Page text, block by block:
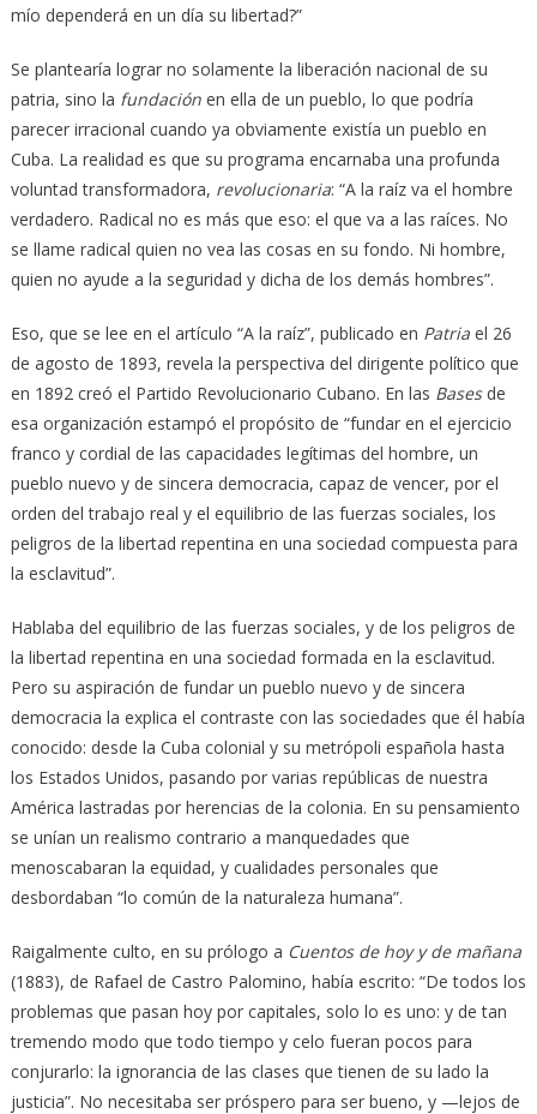
mío dependerá en un día su libertad?”
Se plantearía lograr no solamente la liberación nacional de su
patria, sino la fundaciónen ella de un pueblo, lo que podría
parecer irracional cuando ya obviamente existía un pueblo en
Cuba. La realidad es que su programa encarnaba una profunda
voluntad transformadora, revolucionaria: “A la raíz va el hombre
verdadero. Radical no es más que eso: el que va a las raíces. No
se llame radical quien no vea las cosas en su fondo. Ni hombre,
quien no ayude a la seguridad y dicha de los demás hombres”.
Eso, que se lee en el artículo “A la raíz”, publicado en Patria el 26
de agosto de 1893, revela la perspectiva del dirigente político que
en 1892 creó el Partido Revolucionario Cubano. En las Bases de
esa organización estampó el propósito de “fundar en el ejercicio
franco y cordial de las capacidades legítimas del hombre, un
pueblo nuevo y de sincera democracia, capaz de vencer, por el
orden del trabajo real y el equilibrio de las fuerzas sociales, los
peligros de la libertad repentina en una sociedad compuesta para
la esclavitud”.
Hablaba del equilibrio de las fuerzas sociales, y de los peligros de
la libertad repentina en una sociedad formada en la esclavitud.
Pero su aspiración de fundar un pueblo nuevo y de sincera
democracia la explica el contraste con las sociedades que él había
conocido: desde la Cuba colonial y su metrópoli española hasta
los Estados Unidos, pasando por varias repúblicas de nuestra
América lastradas por herencias de la colonia. En su pensamiento
se unían un realismo contrario a manquedades que
menoscabaran la equidad, y cualidades personales que
desbordaban “lo común de la naturaleza humana”.
Raigalmente culto, en su prólogo a Cuentos de hoy y de mañana
(1883), de Rafael de Castro Palomino, había escrito: “De todos los
problemas que pasan hoy por capitales, solo lo es uno: y de tan
tremendo modo que todo tiempo y celo fueran pocos para
conjurarlo: la ignorancia de las clases que tienen de su lado la
justicia”. No necesitaba ser próspero para ser bueno, y —lejos de